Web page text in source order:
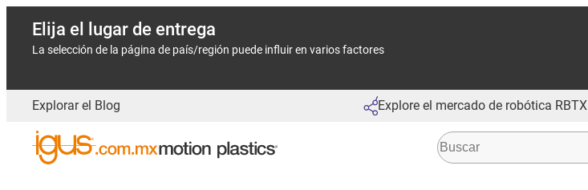
Elija el lugar de entrega
La selección de la página de país/región puede influir en varios factores
Explorar el Blog Explore el mercado de robótica RBTX